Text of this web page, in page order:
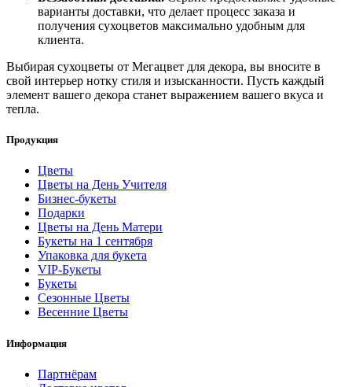
варианты доставки, что делает процесс заказа и
получения сухоцветов максимально удобным для
клиента.
Выбирая сухоцветы от Мегацвет для декора, вы вносите в
свой интерьер нотку стиля и изысканности. Пусть каждый
элемент вашего декора станет выражением вашего вкуса и
тепла.
Продукция
Цветы
Цветы на День Учителя
Бизнес-букеты
Подарки
Цветы на День Матери
Букеты на 1 сентября
Упаковка для букета
VIP-Букеты
Букеты
Сезонные Цветы
Весенние Цветы
Информация
Партнёрам